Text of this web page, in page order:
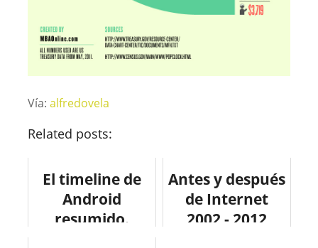
Vía: alfredovela
Related posts:
El timeline de
Android
resumido.
Antes y después
de Internet
2002 - 2012